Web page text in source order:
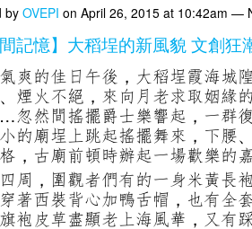
byOVEPI on April 26, 2015 at 10:42am —
間記憶】大稻埕的新風貌 文創狂
爽的佳日午後，大稻埕霞海城
煙火不絕，來向月老求取姻緣
然間搖擺爵士樂響起，一群
的廟埕上跳起搖擺舞來，下腰
，古廟前頓時辦起一場歡樂的
周，圍觀者們有的一身米黃長
著西裝背心加鴨舌帽，也有全
袍皮草盡顯老上海風華，又有